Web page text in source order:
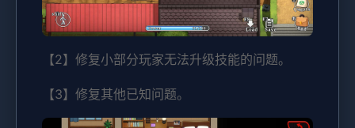
【2】修复小部分玩家无法升级技能的问题。
【3】修复其他已知问题。